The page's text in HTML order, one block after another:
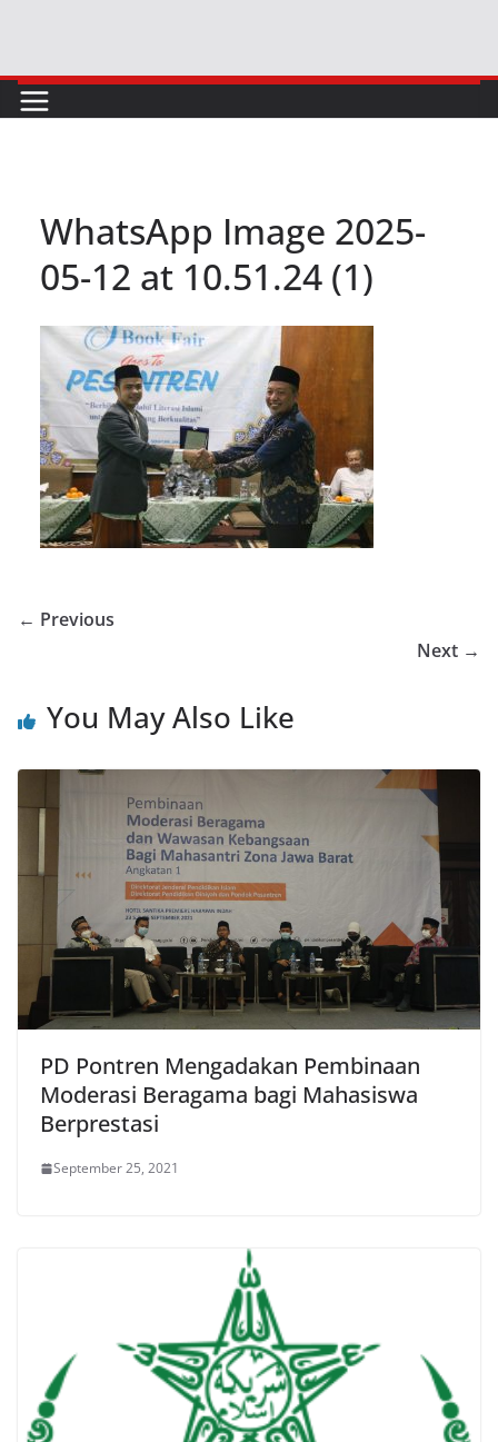
content
WhatsApp Image 2025-
05-12 at 10.51.24 (1)
← Previous
Next →
You May Also Like
PD Pontren Mengadakan Pembinaan
Moderasi Beragama bagi Mahasiswa
Berprestasi
September 25, 2021